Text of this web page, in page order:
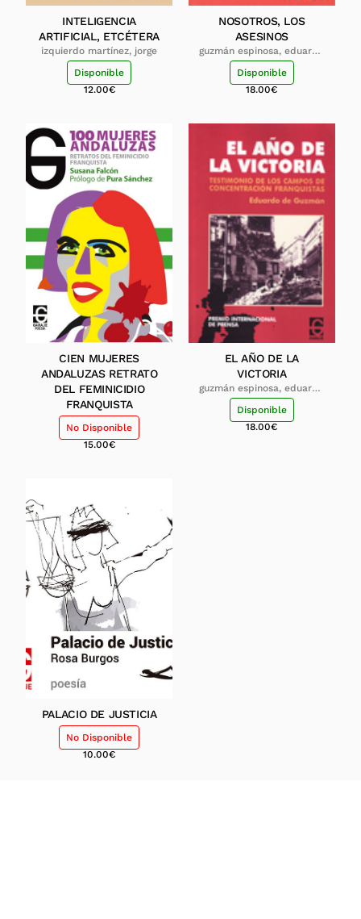
INTELIGENCIA
ARTIFICIAL, ETCÉTERA
izquierdo martínez, jorge
Disponible
12.00€
NOSOTROS, LOS
ASESINOS
guzmán espinosa, eduardo
de
Disponible
18.00€
CIEN MUJERES
ANDALUZAS RETRATO
DEL FEMINICIDIO
FRANQUISTA
No Disponible
15.00€
EL AÑO DE LA
VICTORIA
guzmán espinosa, eduardo
de
Disponible
18.00€
PALACIO DE JUSTICIA
No Disponible
10.00€